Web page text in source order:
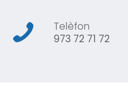
Telèfon
973 72 71 72